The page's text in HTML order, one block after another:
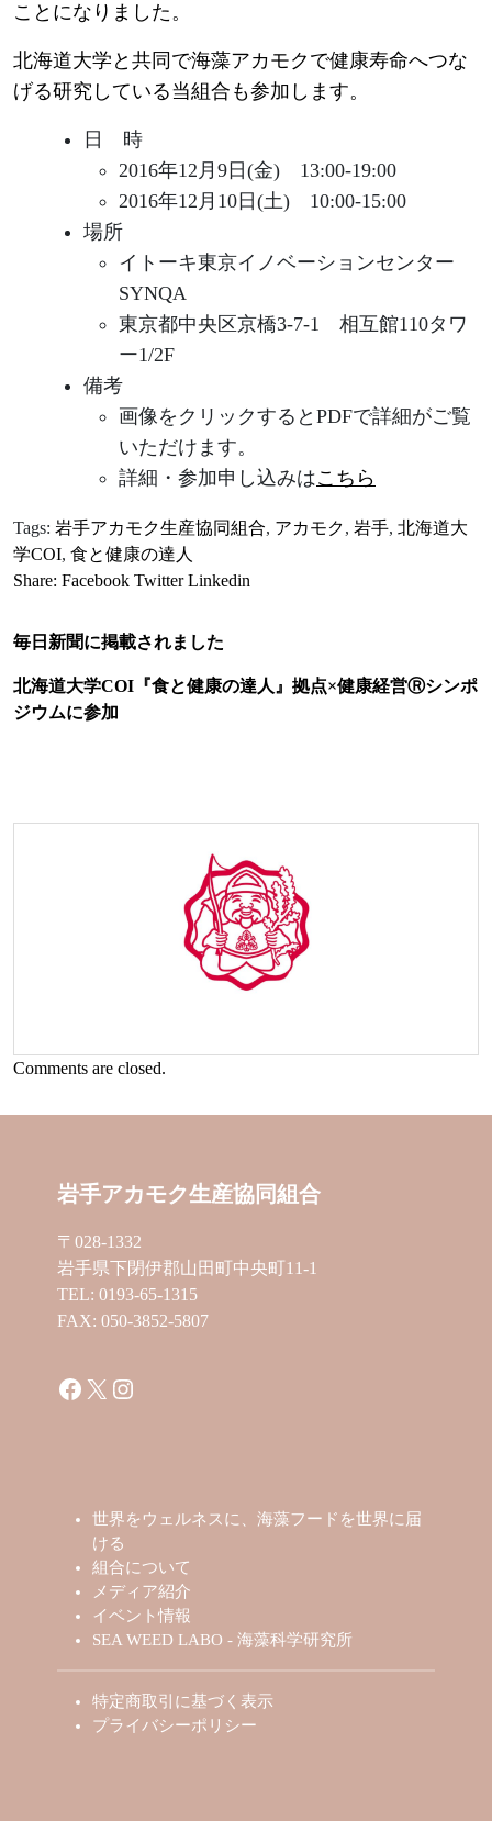
ことになりました。
北海道大学と共同で海藻アカモクで健康寿命へつな
げる研究している当組合も参加します。
日 時
2016年12月9日(金) 13:00-19:00
2016年12月10日(土) 10:00-15:00
場所
イトーキ東京イノベーションセンター
SYNQA
東京都中央区京橋3-7-1 相互館110タワ
ー1/2F
備考
画像をクリックするとPDFで詳細がご覧
いただけます。
詳細・参加申し込みはこちら
Tags: 岩手アカモク生産協同組合, アカモク, 岩手, 北海道大
学COI, 食と健康の達人
Share: Facebook Twitter Linkedin
毎日新聞に掲載されました
北海道大学COI『食と健康の達人』拠点×健康経営Ⓡシンポ
ジウムに参加
Comments are closed.
岩手アカモク生産協同組合
〒028-1332
岩手県下閉伊郡山田町中央町11-1
TEL: 0193-65-1315
FAX: 050-3852-5807
Facebook
X Instagram
世界をウェルネスに、海藻フードを世界に届
ける
組合について
メディア紹介
イベント情報
SEA WEED LABO - 海藻科学研究所
特定商取引に基づく表示
プライバシーポリシー